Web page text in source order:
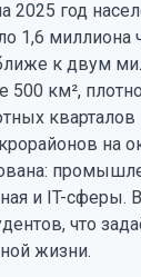
2025 год
1,6 миллиона
к двум
км²,
на
и IT-сферы.
что
жизни.